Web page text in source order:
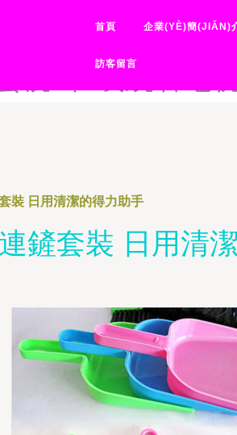
页面-销售的销
完整电视剧-小
桃2在线观看电
首頁 企業(YÈ)簡(JIǍN)
訪客留言
裝 日用清潔的得力助手
鏟套裝 日用清